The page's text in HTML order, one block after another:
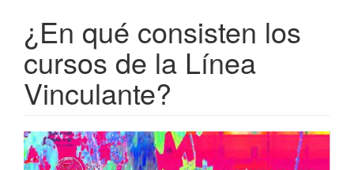
¿En qué consisten los
cursos de la Línea
Vinculante?
Barra